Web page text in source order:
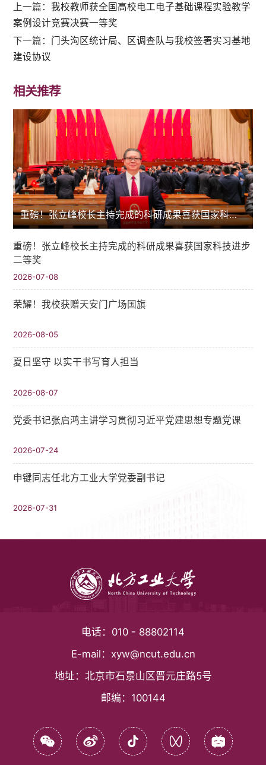
上一篇：我校教师获全国高校电工电子基础课程实验教学
案例设计竞赛决赛一等奖
下一篇： 门头沟区统计局、区调查队与我校签署实习基地
建设协议
相关推荐
重磅！张立峰校长主持完成的科研成果喜获国家科技进步二等奖
重磅！张立峰校长主持完成的科研成果喜获国家科技进步
二等奖
2026-07-08
荣耀！我校获赠天安门广场国旗
2026-08-05
夏日坚守 以实干书写育人担当
2026-08-07
党委书记张启鸿主讲学习贯彻习近平党建思想专题党课
2026-07-24
申键同志任北方工业大学党委副书记
2026-07-31
电话： 010 - 88802114
E-mail： xyw@ncut.edu.cn
地址： 北京市石景山区晋元庄路5号
邮编： 100144